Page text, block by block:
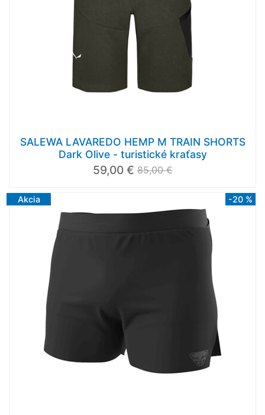
SALEWA LAVAREDO HEMP M TRAIN SHORTS
Dark Olive - turistické kraťasy
59,00 € 85,00 €
Akcia -20 %